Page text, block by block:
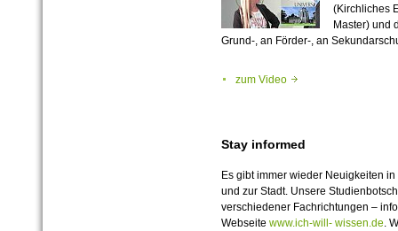
(Kirchliches
Master) und
Grund-, an Förder-, an
zum Video
Stay informed
Es gibt immer wieder Neuigkeiten
und zur Stadt. Unsere
verschiedener Fachrichtungen –
Webseite www.ich-will- wissen.de .